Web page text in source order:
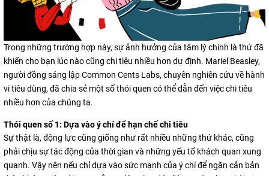
Trong những trường hợp này, sự ảnh hưởng của tâm lý chính là thứ đã
khiến cho bạn lúc nào cũng chi tiêu nhiều hơn dự định. Mariel Beasley,
người đồng sáng lập Common Cents Labs, chuyên nghiên cứu về hành
vi tiêu dùng, đã chia sẻ một số thói quen có thể dẫn đến việc chi tiêu
nhiều hơn của chúng ta.
Thói quen số 1: Dựa vào ý chí để hạn chế chi tiêu
Sự thật là, động lực cũng giống như rất nhiều những thứ khác, cũng
phải chịu sự tác động của thời gian và những yếu tố khách quan xung
quanh. Vậy nên nếu chỉ dựa vào sức mạnh của ý chí để ngăn cản bản